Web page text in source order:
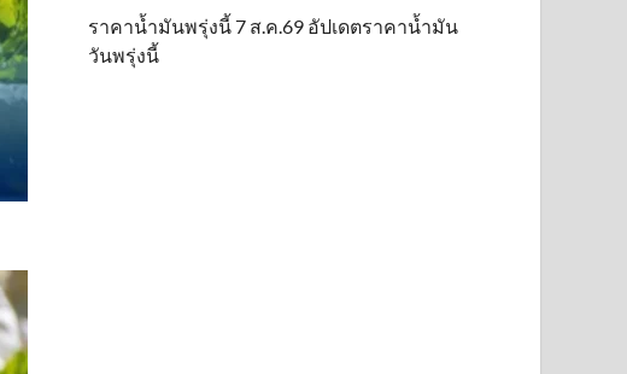
ราคาน้ำมันพรุ่งนี้ 7 ส.ค.69 อัปเดตราคาน้ำมัน
วันพรุ่งนี้